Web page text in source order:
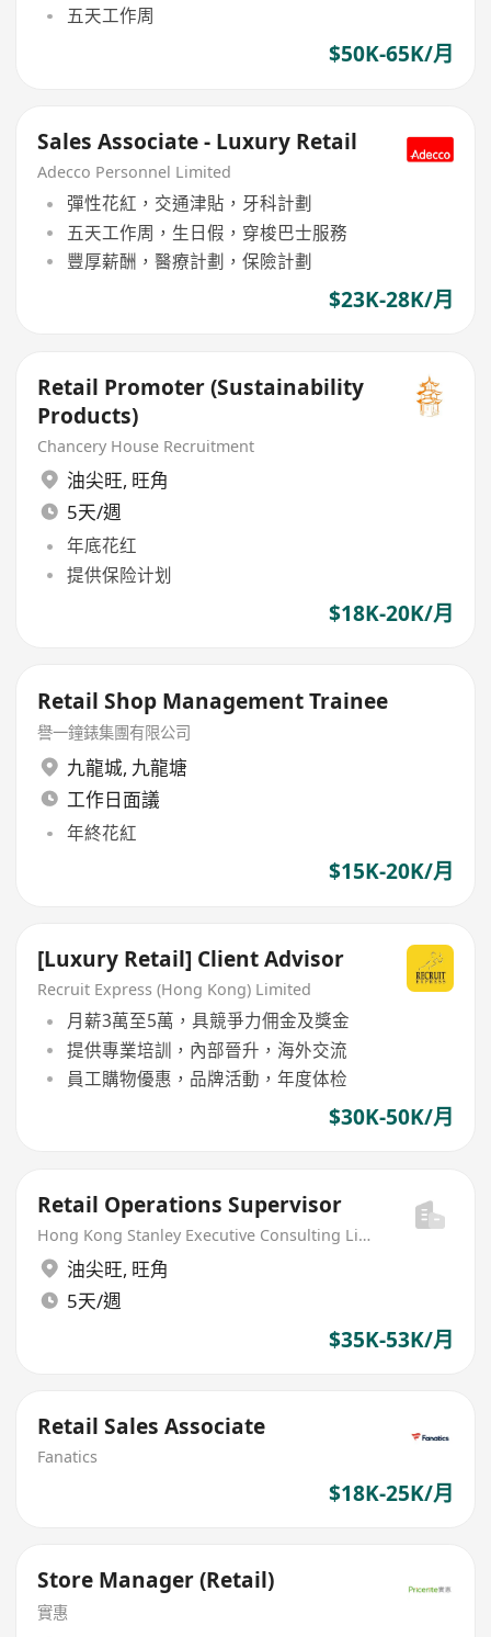
五天工作周
$50K-65K/月
Sales Associate - Luxury Retail
Adecco Personnel Limited
彈性花紅，交通津貼，牙科計劃
五天工作周，生日假，穿梭巴士服務
豐厚薪酬，醫療計劃，保險計劃
$23K-28K/月
Retail Promoter (Sustainability
Products)
Chancery House Recruitment
油尖旺, 旺角
5天/週
年底花红
提供保险计划
$18K-20K/月
Retail Shop Management Trainee
譽一鐘錶集團有限公司
九龍城, 九龍塘
工作日面議
年終花紅
$15K-20K/月
[Luxury Retail] Client Advisor
Recruit Express (Hong Kong) Limited
月薪3萬至5萬，具競爭力佣金及獎金
提供專業培訓，內部晉升，海外交流
員工購物優惠，品牌活動，年度体检
$30K-50K/月
Retail Operations Supervisor
Hong Kong Stanley Executive Consulting Limited
油尖旺, 旺角
5天/週
$35K-53K/月
Retail Sales Associate
Fanatics
$18K-25K/月
Store Manager (Retail)
實惠